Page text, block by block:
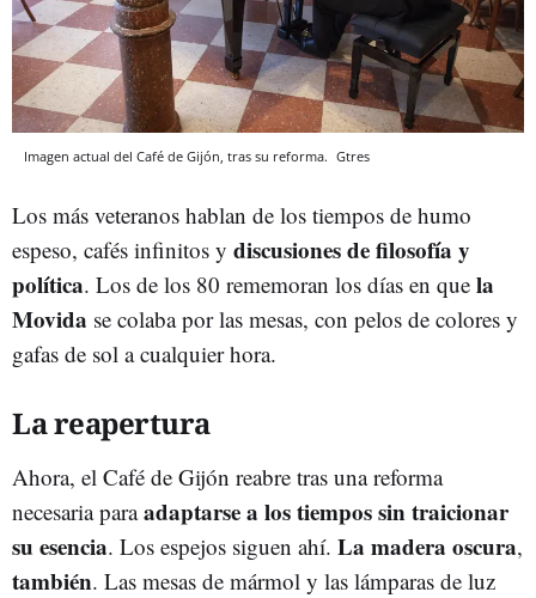
Imagen actual del Café de Gijón, tras su reforma. Gtres
Los más veteranos hablan de los tiempos de humo
espeso, cafés infinitos y discusiones de filosofía y
política. Los de los 80 rememoran los días en que la
Movida se colaba por las mesas, con pelos de colores y
gafas de sol a cualquier hora.
La reapertura
Ahora, el Café de Gijón reabre tras una reforma
necesaria paraadaptarse a los tiempos sin traicionar
su esencia. Los espejos siguen ahí. La madera oscura,
también. Las mesas de mármol y las lámparas de luz